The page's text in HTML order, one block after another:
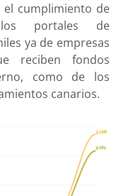
cumplimiento de
portales de
ya de empresas
reciben fondos
como de los
canarios.